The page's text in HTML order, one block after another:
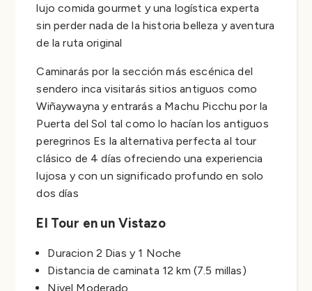
lujo comida gourmet y una logística experta
sin perder nada de la historia belleza y aventura
de la ruta original
Caminarás por la sección más escénica del
sendero inca visitarás sitios antiguos como
Wiñaywayna y entrarás a Machu Picchu por la
Puerta del Sol tal como lo hacían los antiguos
peregrinos Es la alternativa perfecta al tour
clásico de 4 días ofreciendo una experiencia
lujosa y con un significado profundo en solo
dos días
El Tour en un Vistazo
Duracion 2 Dias y 1 Noche
Distancia de caminata 12 km (7.5 millas)
Nivel Moderado